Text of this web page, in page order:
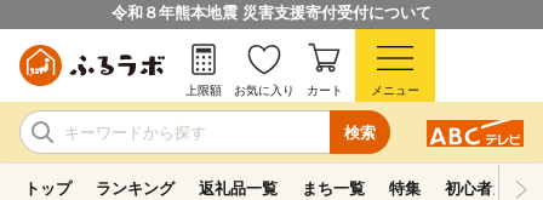
令和８年熊本地震 災害支援寄付受付について
検索
上限額 お気に入り カート メニュー
トップ ランキング 返礼品一覧 まち一覧 特集 初心者ガイド